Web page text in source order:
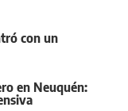
con un
en Neuquén: